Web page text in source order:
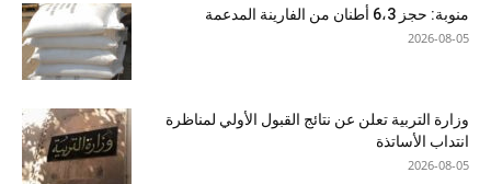
منوبة: حجز 6،3 أطنان من الفارينة المدعمة
2026-08-05
وزارة التربية تعلن عن نتائج القبول الأولي لمناظرة
انتداب الأساتذة
2026-08-05